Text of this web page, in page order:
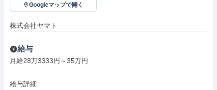
Googleマップで開く
株式会社ヤマト
給与
月給28万3333円～35万円
給与詳細